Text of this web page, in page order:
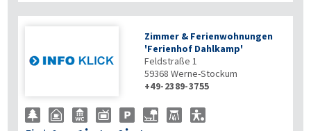
Zimmer & Ferienwohnungen
'Ferienhof Dahlkamp'
Feldstraße 1
59368 Werne-Stockum
+49-2389-3755